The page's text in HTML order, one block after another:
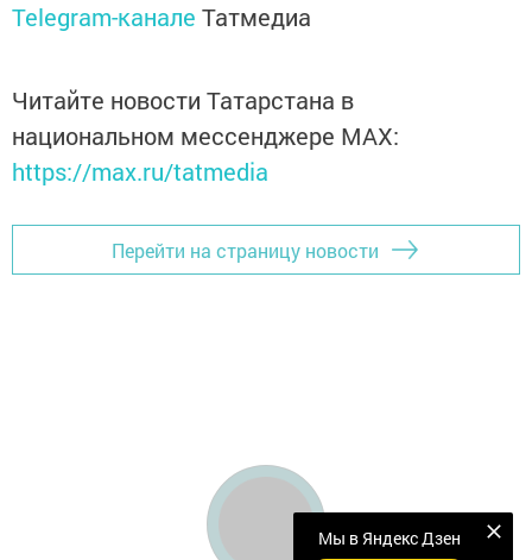
Telegram-канале Татмедиа
Читайте новости Татарстана в
национальном мессенджере MАХ:
https://max.ru/tatmedia
Перейти на страницу новости
Мы в Яндекс Дзен